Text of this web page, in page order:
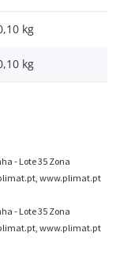
kg
kg
- Lote 35 Zona
www.plimat.pt
- Lote 35 Zona
www.plimat.pt